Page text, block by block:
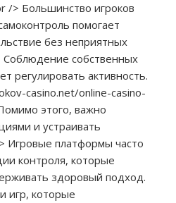
/> Большинство игроков
помогает
без неприятных
Соблюдение собственных
регулировать активность.
casino.net/online-casino-
этого, важно
и устраивать
Игровые платформы часто
контроля, которые
здоровый подход.
игр, которые